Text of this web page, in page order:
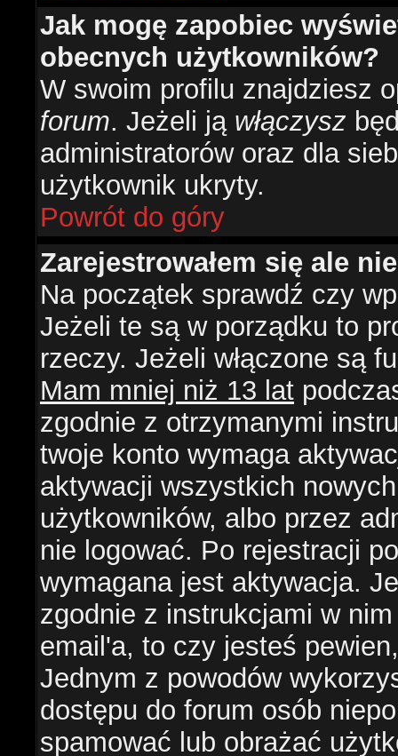
Jak mogę zapobiec
obecnych użytkowników?
W swoim profilu znajdziesz
forum. Jeżeli ją włączysz
administratorów oraz dla
użytkownik ukryty.
Powrót do góry
Zarejestrowałem się ale
Na początek sprawdź czy
Jeżeli te są w porządku to
rzeczy. Jeżeli włączone są
Mam mniej niż 13 lat
zgodnie z otrzymanymi
twoje konto wymaga
aktywacji wszystkich
użytkowników, albo przez
nie logować. Po rejestracji
wymagana jest aktywacja.
zgodnie z instrukcjami w
email'a, to czy jesteś
Jednym z powodów
dostępu do forum osób
spamować lub obrażać